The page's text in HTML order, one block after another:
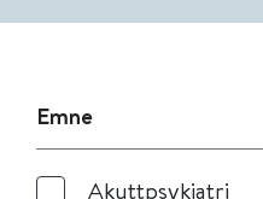
Emne
Akuttpsykiatri